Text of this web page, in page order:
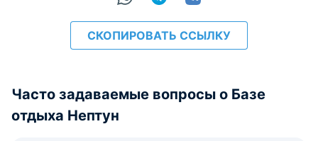
СКОПИРОВАТЬ ССЫЛКУ
Часто задаваемые вопросы о Базе
отдыха Нептун